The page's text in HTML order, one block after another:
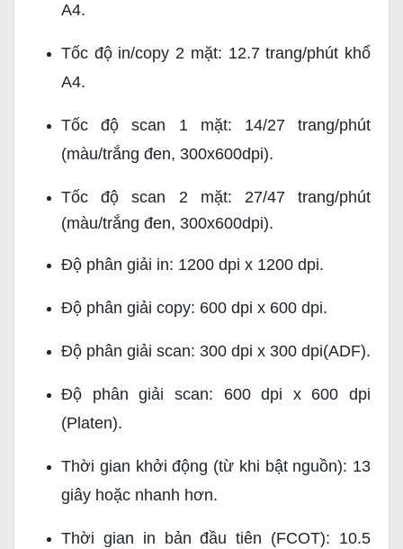
A4.
Tốc độ in/copy 2 mặt: 12.7 trang/phút khổ
A4.
Tốc độ scan 1 mặt: 14/27 trang/phút
(màu/trắng đen, 300x600dpi).
Tốc độ scan 2 mặt: 27/47 trang/phút
(màu/trắng đen, 300x600dpi).
Độ phân giải in: 1200 dpi x 1200 dpi.
Độ phân giải copy: 600 dpi x 600 dpi.
Độ phân giải scan: 300 dpi x 300 dpi(ADF).
Độ phân giải scan: 600 dpi x 600 dpi
(Platen).
Thời gian khởi động (từ khi bật nguồn): 13
giây hoặc nhanh hơn.
Thời gian in bản đầu tiên (FCOT): 10.5